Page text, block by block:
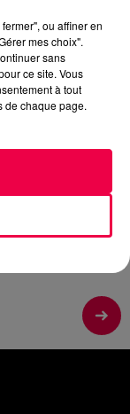
(17/12)
ou affiner en
mes choix".
sans
ce site. Vous
à tout
de chaque page.